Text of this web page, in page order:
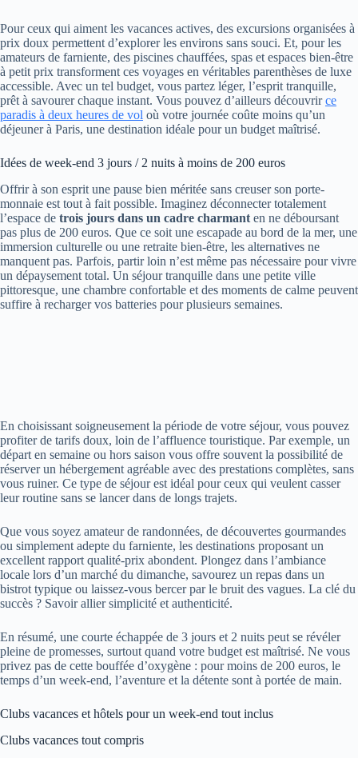
Pour ceux qui aiment les vacances actives, des excursions organisées à
prix doux permettent d’explorer les environs sans souci. Et, pour les
amateurs de farniente, des piscines chauffées, spas et espaces bien-être
à petit prix transforment ces voyages en véritables parenthèses de luxe
accessible. Avec un tel budget, vous partez léger, l’esprit tranquille,
prêt à savourer chaque instant. Vous pouvez d’ailleurs découvrirce
paradis à deux heures de vol où votre journée coûte moins qu’un
déjeuner à Paris, une destination idéale pour un budget maîtrisé.
Idées de week-end 3 jours / 2 nuits à moins de 200 euros
Offrir à son esprit une pause bien méritée sans creuser son porte-
monnaie est tout à fait possible. Imaginez déconnecter totalement
l’espace de trois jours dans un cadre charmant en ne déboursant
pas plus de 200 euros. Que ce soit une escapade au bord de la mer, une
immersion culturelle ou une retraite bien-être, les alternatives ne
manquent pas. Parfois, partir loin n’est même pas nécessaire pour vivre
un dépaysement total. Un séjour tranquille dans une petite ville
pittoresque, une chambre confortable et des moments de calme peuvent
suffire à recharger vos batteries pour plusieurs semaines.
En choisissant soigneusement la période de votre séjour, vous pouvez
profiter de tarifs doux, loin de l’affluence touristique. Par exemple, un
départ en semaine ou hors saison vous offre souvent la possibilité de
réserver un hébergement agréable avec des prestations complètes, sans
vous ruiner. Ce type de séjour est idéal pour ceux qui veulent casser
leur routine sans se lancer dans de longs trajets.
Que vous soyez amateur de randonnées, de découvertes gourmandes
ou simplement adepte du farniente, les destinations proposant un
excellent rapport qualité-prix abondent. Plongez dans l’ambiance
locale lors d’un marché du dimanche, savourez un repas dans un
bistrot typique ou laissez-vous bercer par le bruit des vagues. La clé du
succès ? Savoir allier simplicité et authenticité.
En résumé, une courte échappée de 3 jours et 2 nuits peut se révéler
pleine de promesses, surtout quand votre budget est maîtrisé. Ne vous
privez pas de cette bouffée d’oxygène : pour moins de 200 euros, le
temps d’un week-end, l’aventure et la détente sont à portée de main.
Clubs vacances et hôtels pour un week-end tout inclus
Clubs vacances tout compris